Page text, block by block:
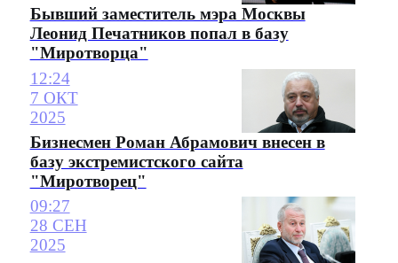
Бывший заместитель мэра Москвы
Леонид Печатников попал в базу
"Миротворца"
12:24
7 ОКТ
2025
Бизнесмен Роман Абрамович внесен в
базу экстремистского сайта
"Миротворец"
09:27
28 СЕН
2025